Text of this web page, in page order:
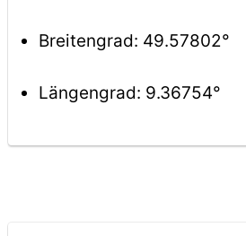
Breitengrad: 49.57802°
Längengrad: 9.36754°